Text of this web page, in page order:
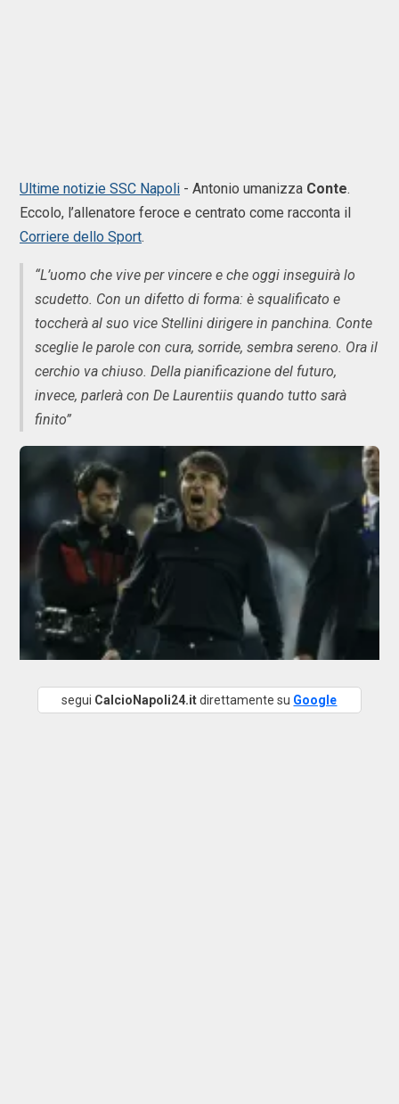
Ultime notizie SSC Napoli - Antonio umanizza Conte.
Eccolo, l’allenatore feroce e centrato come racconta il
Corriere dello Sport.
“L’uomo che vive per vincere e che oggi inseguirà lo
scudetto. Con un difetto di forma: è squalificato e
toccherà al suo vice Stellini dirigere in panchina. Conte
sceglie le parole con cura, sorride, sembra sereno. Ora il
cerchio va chiuso. Della pianificazione del futuro,
invece, parlerà con De Laurentiis quando tutto sarà
finito”
segui CalcioNapoli24.itdirettamente su Google